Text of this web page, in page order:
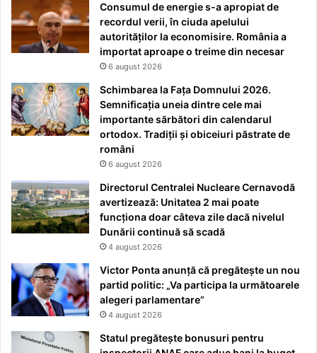
Consumul de energie s-a apropiat de
recordul verii, în ciuda apelului
autorităților la economisire. România a
importat aproape o treime din necesar
6 august 2026
Schimbarea la Fața Domnului 2026.
Semnificația uneia dintre cele mai
importante sărbători din calendarul
ortodox. Tradiții și obiceiuri păstrate de
români
6 august 2026
Directorul Centralei Nucleare Cernavodă
avertizează: Unitatea 2 mai poate
funcționa doar câteva zile dacă nivelul
Dunării continuă să scadă
4 august 2026
Victor Ponta anunță că pregătește un nou
partid politic: „Va participa la următoarele
alegeri parlamentare”
4 august 2026
Statul pregătește bonusuri pentru